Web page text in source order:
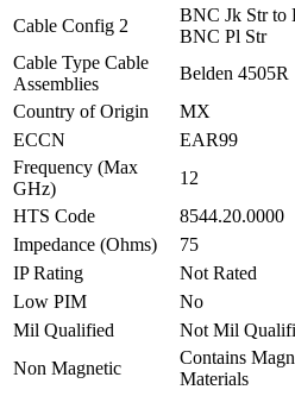
Cable Config 2
BNC Jk Str to
BNC Pl Str
Cable Type Cable
Assemblies
Belden 4505R
Country of Origin
MX
ECCN
EAR99
Frequency (Max
GHz)
12
HTS Code
8544.20.0000
Impedance (Ohms)
75
IP Rating
Not Rated
Low PIM
No
Mil Qualified
Not Mil
Non Magnetic
Contains
Materials